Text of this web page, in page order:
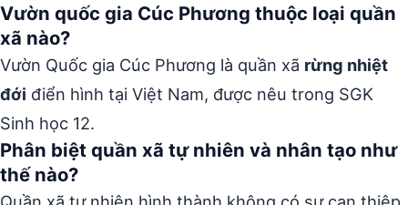
Vườn quốc gia Cúc Phương thuộc loại quần
xã nào?
Vườn Quốc gia Cúc Phương là quần xã rừng nhiệt
đới điển hình tại Việt Nam, được nêu trong SGK
Sinh học 12.
Phân biệt quần xã tự nhiên và nhân tạo như
thế nào?